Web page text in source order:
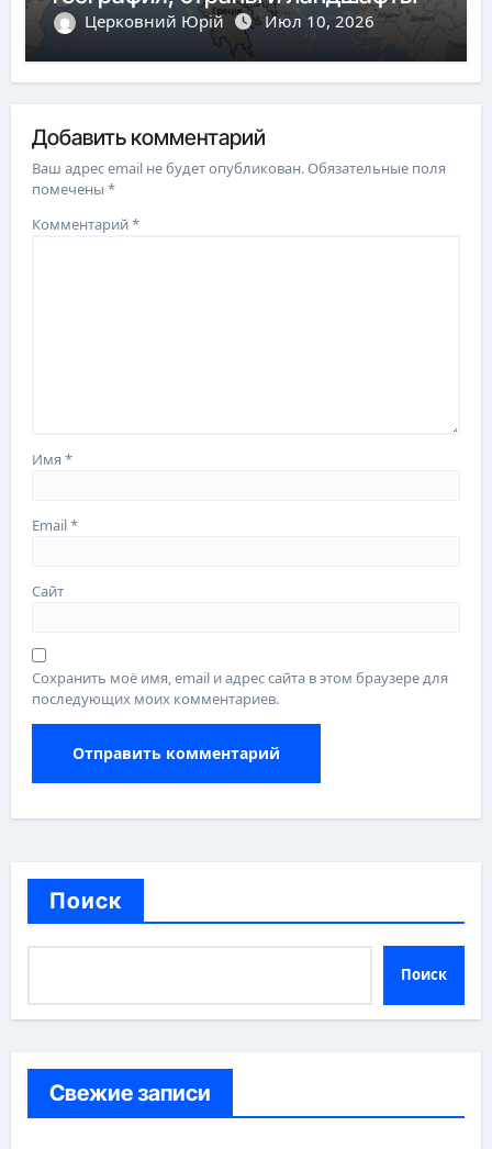
Церковний Юрій Июл 10, 2026
Добавить комментарий
Ваш адрес email не будет опубликован.Обязательные поля
помечены*
Комментарий*
Имя*
Email*
Сайт
Сохранить моё имя, email и адрес сайта в этом браузере для
последующих моих комментариев.
Поиск
Поиск
Свежие записи